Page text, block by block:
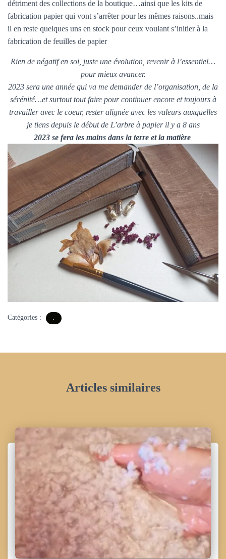
détriment des collections de la boutique…ainsi que les kits de
fabrication papier qui vont s’arrêter pour les mêmes raisons..mais
il en reste quelques uns en stock pour ceux voulant s’initier à la
fabrication de feuilles de papier
Rien de négatif en soi, juste une évolution, revenir à l’essentiel…
pour mieux avancer.
2023 sera une année qui va me demander de l’organisation, de la
sérénité…et surtout tout faire pour continuer encore et toujours à
travailler avec le coeur, rester alignée avec les valeurs auxquelles
je tiens depuis le début de L’arbre à papier il y a 8 ans
2023 se fera les mains dans la terre et la matière
Catégories : .
Articles similaires